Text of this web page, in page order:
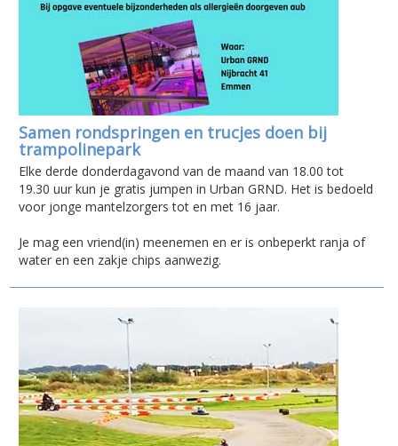
Samen rondspringen en trucjes doen bij
trampolinepark
Elke derde donderdagavond van de maand van 18.00 tot
19.30 uur kun je gratis jumpen in Urban GRND. Het is bedoeld
voor jonge mantelzorgers tot en met 16 jaar.
Je mag een vriend(in) meenemen en er is onbeperkt ranja of
water en een zakje chips aanwezig.